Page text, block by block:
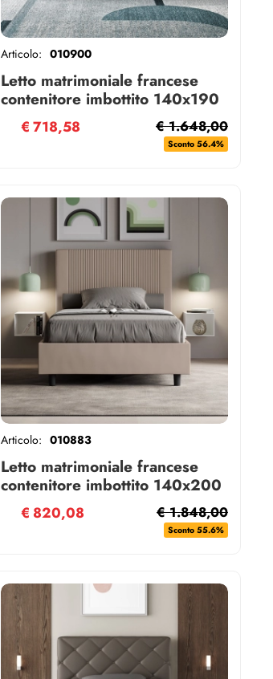
Letto matrimoniale francese
contenitore imbottito 140x190
similpelle bianco Agueda
Articolo: 010900
€ 1.648,00
Sconto 56.4%
€ 718,58
Letto matrimoniale francese
contenitore imbottito 140x200
similpelle tortora Goya
Articolo: 010883
€ 1.848,00
Sconto 55.6%
€ 820,08